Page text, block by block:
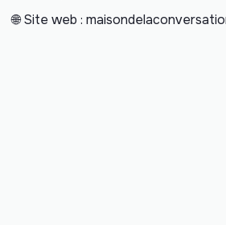
🌐 Site web :